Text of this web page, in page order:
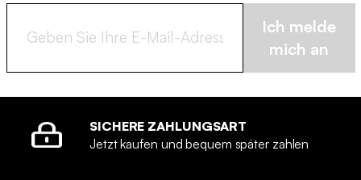
Ich melde
mich an
SICHERE ZAHLUNGSART
Jetzt kaufen und bequem später zahlen